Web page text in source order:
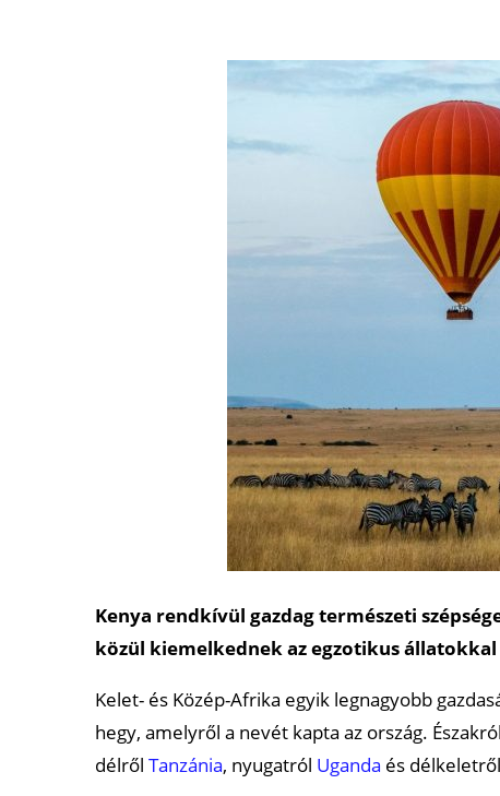
Kenya rendkívül gazdag természeti
közül kiemelkednek az egzotikus
Kelet- és Közép-Afrika egyik legnagyobb
hegy, amelyről a nevét kapta az ország. Északról
délről Tanzánia, nyugatról Uganda és